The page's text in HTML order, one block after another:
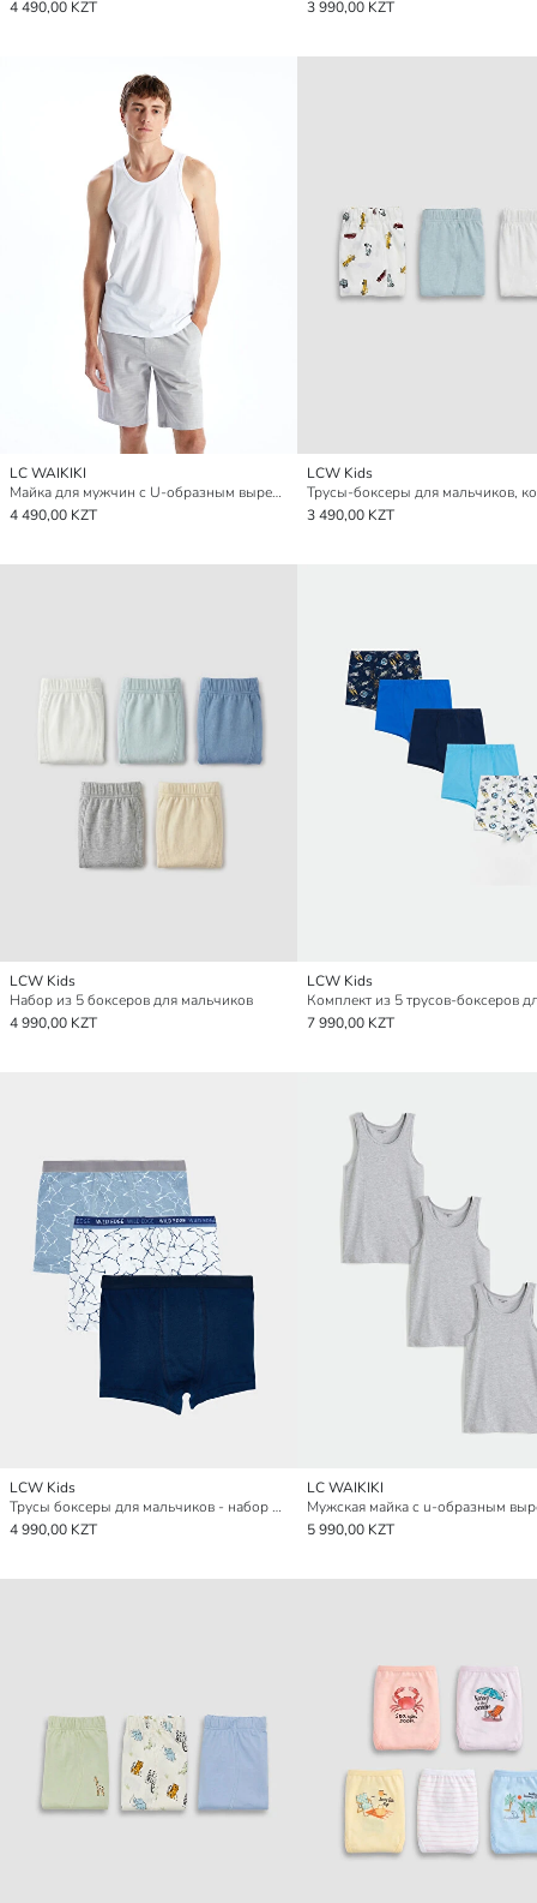
4 490,00 KZT 3 990,00 KZT
LC WAIKIKI
Майка для мужчин с U-образным вырезом, в упаковке 2 шт.
4 490,00 KZT
LCW Kids
3 490,00 KZT
LCW Kids
Набор из 5 боксеров для мальчиков
4 990,00 KZT
LCW Kids
7 990,00 KZT
LCW Kids
Трусы боксеры для мальчиков - набор из трех
4 990,00 KZT
LC WAIKIKI
5 990,00 KZT